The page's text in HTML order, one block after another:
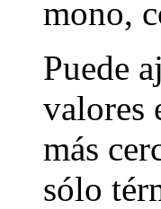
mono,
Puede
valores
más
sólo